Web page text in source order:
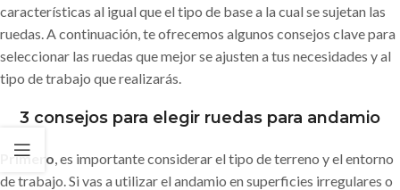
características al igual que el tipo de base a la cual se sujetan las
ruedas. A continuación, te ofrecemos algunos consejos clave para
seleccionar las ruedas que mejor se ajusten a tus necesidades y al
tipo de trabajo que realizarás.
3 consejos para elegir ruedas para andamio
Primero , es importante considerar el tipo de terreno y el entorno
de trabajo. Si vas a utilizar el andamio en superficies irregulares o